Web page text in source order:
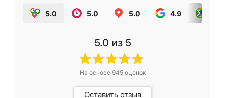
5.0 5.0 5.0 4.9
5.0 из 5
На основе 945оценок
Оставить отзыв